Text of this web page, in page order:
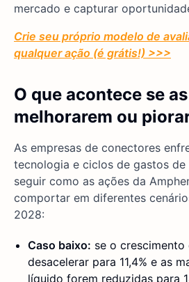
mercado e capturar
Crie seu próprio modelo de
qualquer ação (é grátis!) >>>
O que acontece se
melhorarem ou
As empresas de conectores
tecnologia e ciclos de gastos de
seguir como as ações da
comportar em diferentes
2028:
Caso baixo: se o crescimento
desacelerar para 11,4% e as
líquido forem reduzidas para